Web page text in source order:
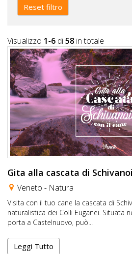
Reset filtro
Visualizzo 1-6 di58 in totale
Gita alla cascata di
Veneto - Natura
Visita con il tuo cane la cascata di
naturalistica dei Colli Euganei. Situata
porta a Castelnuovo, può...
Leggi Tutto